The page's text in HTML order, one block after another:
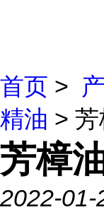
首页 >
精油 >
芳樟
2022-01-